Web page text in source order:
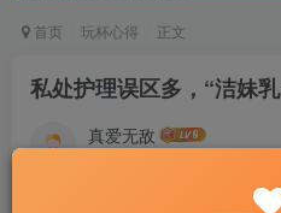
首页 玩杯心得 正文
私处护理误区多，“洁妹
真爱无敌